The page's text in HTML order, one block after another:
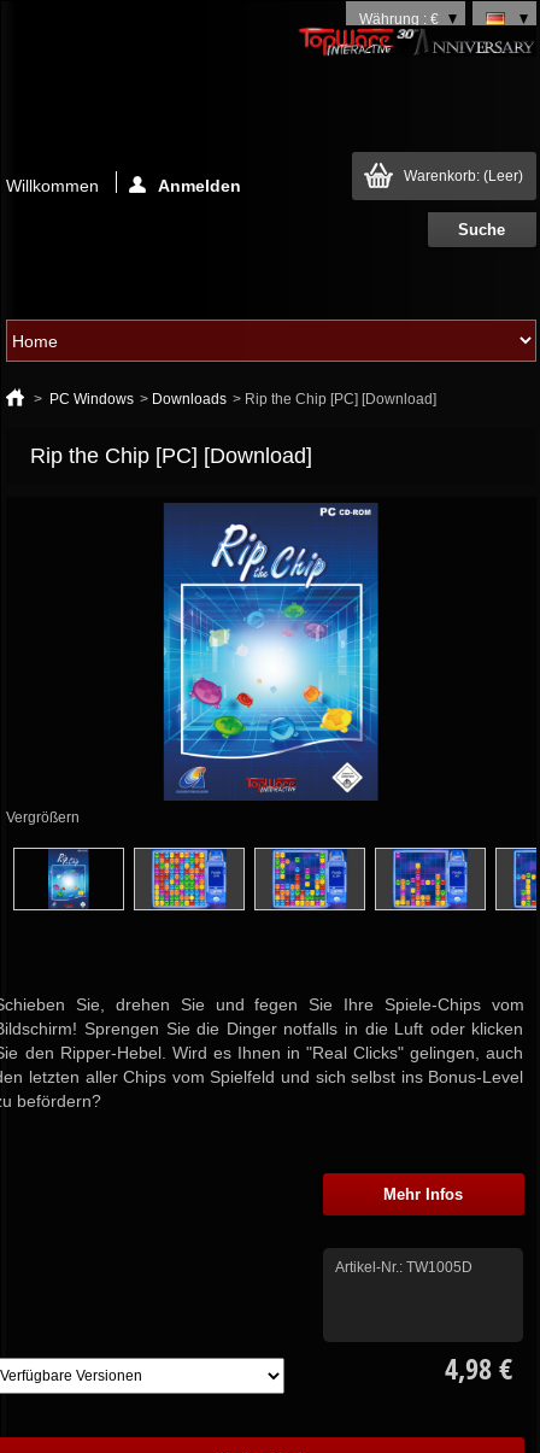
Währung : €
Warenkorb: (Leer)
Willkommen Anmelden
> PC Windows > Downloads > Rip the Chip [PC] [Download]
Rip the Chip [PC] [Download]
Vergrößern
Sie, drehen Sie und fegen Sie Ihre Spiele-Chips vom
Sprengen Sie die Dinger notfalls in die Luft oder klicken
den Ripper-Hebel. Wird es Ihnen in "Real Clicks" gelingen, auch
letzten aller Chips vom Spielfeld und sich selbst ins Bonus-Level
befördern?
Mehr Infos
Artikel-Nr.: TW1005D
4,98 €